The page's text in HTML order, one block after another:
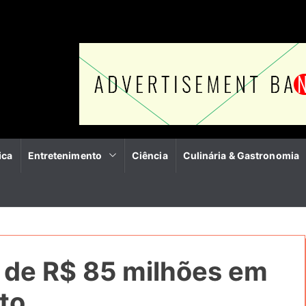
Entretenimento Ciência Culinária & Gastronomia
R$ 85 milhões em